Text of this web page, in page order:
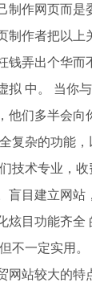
制作网页而是
制作者把以上
钱弄出个华而
拟 中。 当你
他们多半会向
复杂的功能
技术专业，
盲目建立网站
炫目功能齐全
不一定实用。
网站较大的特